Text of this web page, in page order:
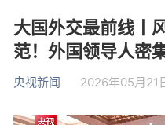
大国外交最前线丨
范！外国领导人密
央视新闻 2026年05月21